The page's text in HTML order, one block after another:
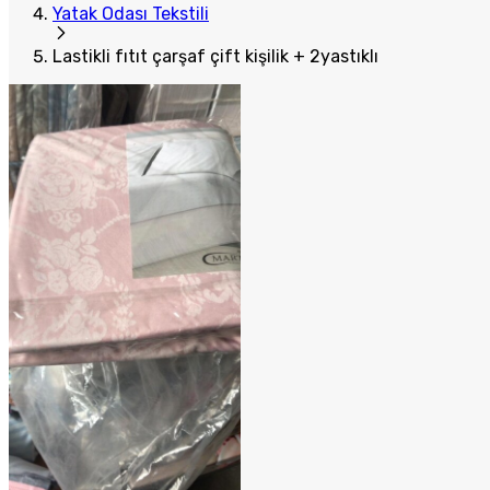
Yatak Odası Tekstili
Lastikli fıtıt çarşaf çift kişilik + 2yastıklı